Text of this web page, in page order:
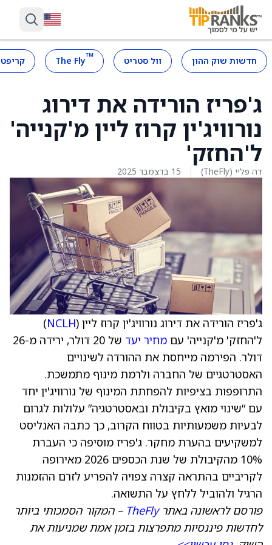
חדשות שוק ההון וול סטריט ™
The Fly
ג'פריז הורידה את דירוג
נורוויג'ין קרוז ליין מ'קנייה'
ל'החזק'
דה פליי (TheFly) 15 בדצמבר 2025
ג'פריז הורידה את דירוג נורוויג'ין קרוז ליין (NCLH
)
ל'החזק' מ'קנייה' עם מחיר יעד
של 20 דולר, ירידה מ-26
דולר. הפירמה מייחסת את ההורדה לשינויים
האסטרטגיים של החברה ולרמת מינוף מתמשכת.
התרופפות בציפיות להפחתת המינוף של נורוויג'ין יחד
עם “שינוי מואץ בקיבולת ובאסטרטגיה” עלולות לגרום
לבעיות משמעותיות בטווח הקרוב, כך כתבה האנליסט
למשקיעים בהערת מחקר. ג'פריז מוסיפה כי העברת
10% מהקיבולת של שנת הכספים 2026 מאירופה
לקריביים בהתראה קצרה צפויה להפריע לזרם ההזמנות
הרגיל ולהוביל ללחץ על התשואה.
פורסם לראשונה באתרTheFly – המקור הסמכותי ביותר
לחדשות פיננסיות מתפרצות בזמן אמת שמניעות את